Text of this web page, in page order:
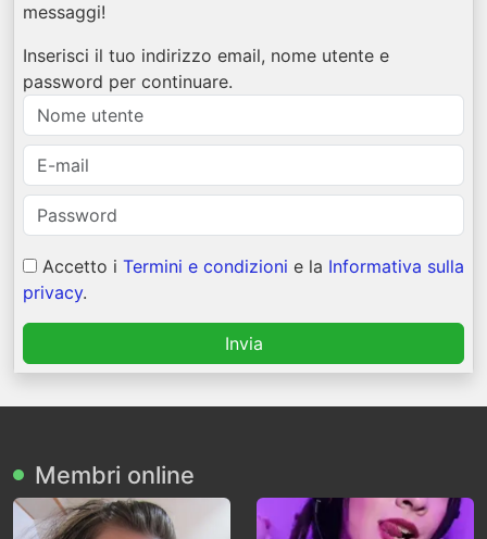
messaggi!
Inserisci il tuo indirizzo email, nome utente e
password per continuare.
Accetto i Termini e condizioni e la Informativa sulla
privacy.
Invia
Membri online